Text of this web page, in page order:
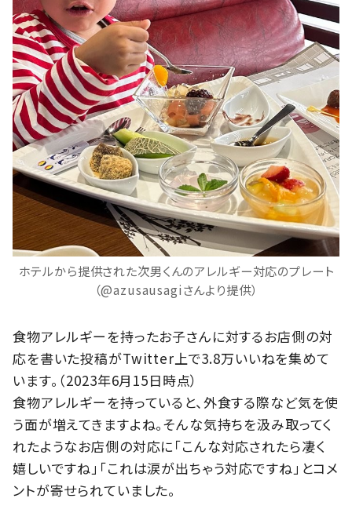
ホテルから提供された次男くんのアレルギー対応のプレート
（@azusausagiさんより提供）
食物アレルギーを持ったお子さんに対するお店側の対
応を書いた投稿がTwitter上で3.8万いいねを集めて
います。（2023年6月15日時点）
食物アレルギーを持っていると、外食する際など気を使
う面が増えてきますよね。そんな気持ちを汲み取ってく
れたようなお店側の対応に「こんな対応されたら凄く
嬉しいですね」「これは涙が出ちゃう対応ですね」とコメ
ントが寄せられていました。